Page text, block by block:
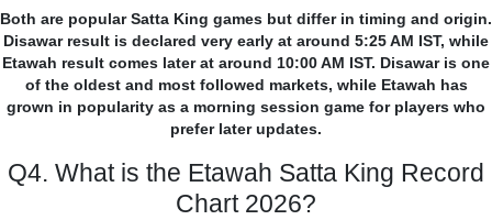
Both are popular Satta King games but differ in timing and origin.
Disawar result is declared very early at around 5:25 AM IST, while
Etawah result comes later at around 10:00 AM IST. Disawar is one
of the oldest and most followed markets, while Etawah has
grown in popularity as a morning session game for players who
prefer later updates.
Q4. What is the Etawah Satta King Record
Chart 2026?